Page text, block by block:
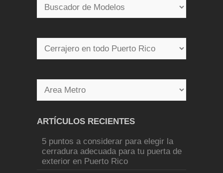
ARTÍCULOS RECIENTES
5 puntos a considerar para elegir la
cerradura adecuada para tu puerta de
exterior en Puerto Rico